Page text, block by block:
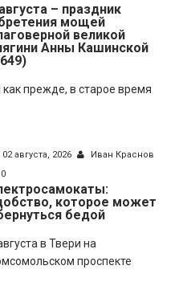
– праздник
мощей
великой
Анны Кашинской
как прежде, в старое время
02 августа, 2026
Иван Краснов
0
которое может
бедой
в Твери на
проспекте